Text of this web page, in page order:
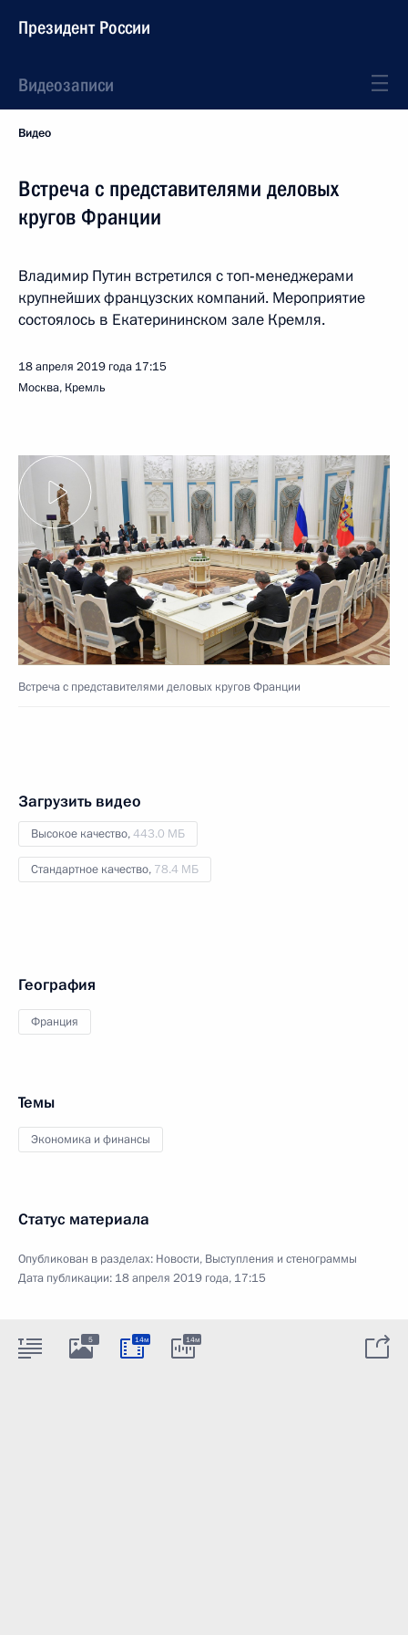
Президент России
Видеозаписи
Видео
Встреча с представителями деловых
кругов Франции
Владимир Путин встретился с топ‑менеджерами
крупнейших французских компаний. Мероприятие
состоялось в Екатерининском зале Кремля.
18 апреля 2019 года 17:15
Москва, Кремль
Встреча с представителями деловых кругов Франции
Загрузить видео
Высокое качество,443.0 МБ
Стандартное качество, 78.4 МБ
География
Франция
Темы
Экономика и финансы
Статус материала
Опубликован в разделах: Новости, Выступления и стенограммы
Дата публикации: 18 апреля 2019 года, 17:15
5 14м 14м